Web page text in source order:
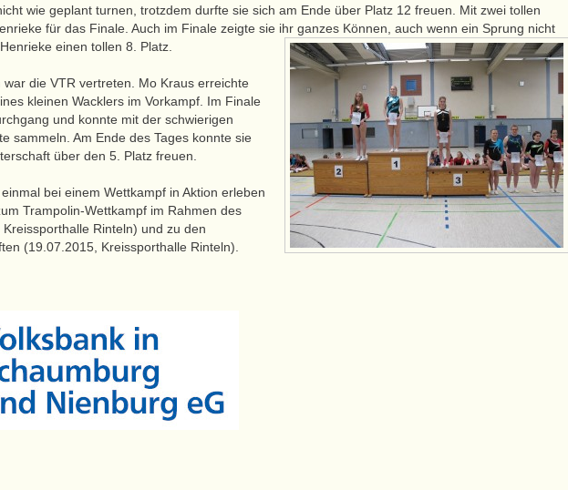
wie geplant turnen, trotzdem durfte sie sich am Ende über Platz 12 freuen. Mit zwei tollen
für das Finale. Auch im Finale zeigte sie ihr ganzes Können, auch wenn ein Sprung nicht
einen tollen 8. Platz.
die VTR vertreten. Mo Kraus erreichte
kleinen Wacklers im Vorkampf. Im Finale
und konnte mit der schwierigen
sammeln. Am Ende des Tages konnte sie
über den 5. Platz freuen.
bei einem Wettkampf in Aktion erleben
Trampolin-Wettkampf im Rahmen des
Rinteln) und zu den
(19.07.2015, Kreissporthalle Rinteln).